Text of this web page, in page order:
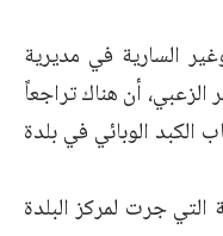
السارية في مديرية
أن هناك تراجعاً
الكبد الوبائي في بلدة
التي جرت لمركز البلدة